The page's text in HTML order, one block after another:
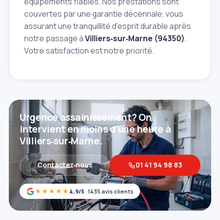
couvertes par une garantie décennale, vous
assurant une tranquillité d'esprit durable après
notre passage àVilliers‑sur‑Marne (94350).
Votre satisfaction est notre priorité.
★★★★★ 4,9/5 · 1435 avis clients
Urgence assainissement? On
intervient en moins d'une heure à
Villiers‑sur‑Marne.
Contactez‑nous 01 41 94 98 83